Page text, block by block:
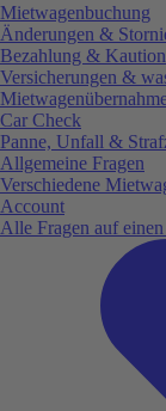
Mietwagenbuchung
Änderungen &
Bezahlung & Kaution
Versicherungen &
Car Check
Panne, Unfall &
Allgemeine Fragen
Verschiedene
Account
Alle Fragen auf